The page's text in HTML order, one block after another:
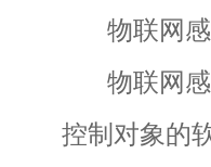
物联网感
物联网感
控制对象的